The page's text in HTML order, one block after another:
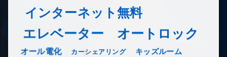
インターネット無料
エレベーター オートロック
オール電化 カーシェアリング キッズルーム